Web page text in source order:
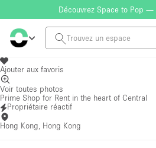
Découvrez Space to Pop —
Ajouter aux favoris
Voir toutes photos
Prime Shop for Rent in the heart of Central
Propriétaire réactif
Hong Kong, Hong Kong